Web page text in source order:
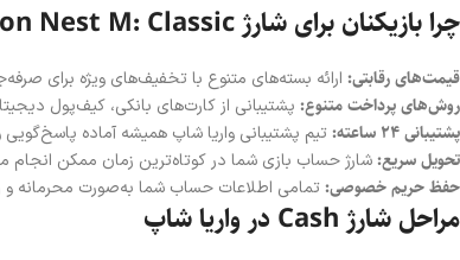
چرا بازیکنان برای شارژ Dragon Nest M: Classic به واریا شاپ اعتماد می‌کنند؟
قیمت‌های رقابتی: ارائه بسته‌های متنوع با تخفیف‌های ویژه برای
روش‌های پرداخت متنوع: پشتیبانی از کارت‌های بانکی، کیف‌پول
پشتیبانی ۲۴ ساعته: تیم پشتیبانی واریا شاپ همیشه آماده
تحویل سریع:شارژ حساب بازی شما در کوتاه‌ترین زمان ممکن انجام
حفظ حریم خصوصی:تمامی اطلاعات حساب شما به‌صورت محرمانه و
مراحل شارژ Cash در واریا شاپ